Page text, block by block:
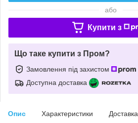
або
Купити з
Що таке купити з Пром?
Замовлення під захистом
Доступна доставка
Опис Характеристики Доставка